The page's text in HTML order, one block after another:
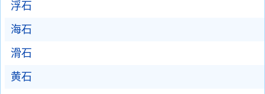
浮石
海石
滑石
黄石